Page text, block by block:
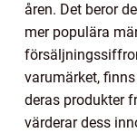
åren. Det beror
mer populära
varumärket,
deras produkter
värderar dess